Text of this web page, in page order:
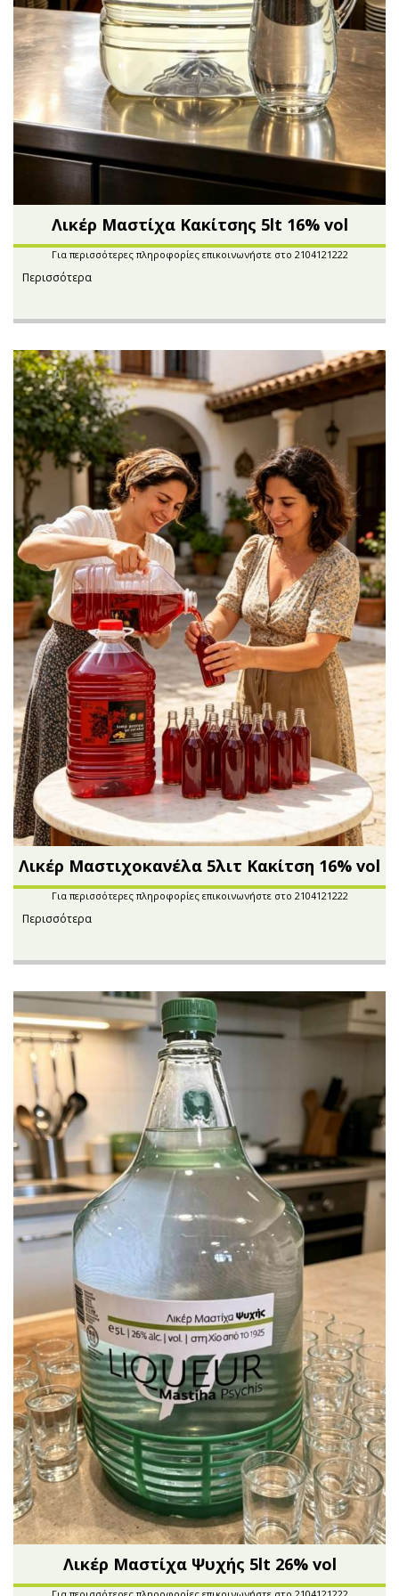
Κεραλοιφές
Set Καλλυντικών
Μακιγιάζ
Αλμυρά snacks
Τουρσιά
Ροφήματα
Ελαιόλαδο
Αλάτι
Αλόη
Αλίπαστα Ψαρικά
Έτοιμα Μείγματα
Λικέρ Μαστίχα Κακίτσης 5lt 16% vol
Για περισσότερες πληροφορίες επικοινωνήστε στο 2104121222
Περισσότερα
Λικέρ Μαστιχοκανέλα 5λιτ Κακίτση 16% vol
Για περισσότερες πληροφορίες επικοινωνήστε στο 2104121222
Περισσότερα
Λικέρ Μαστίχα Ψυχής 5lt 26% vol